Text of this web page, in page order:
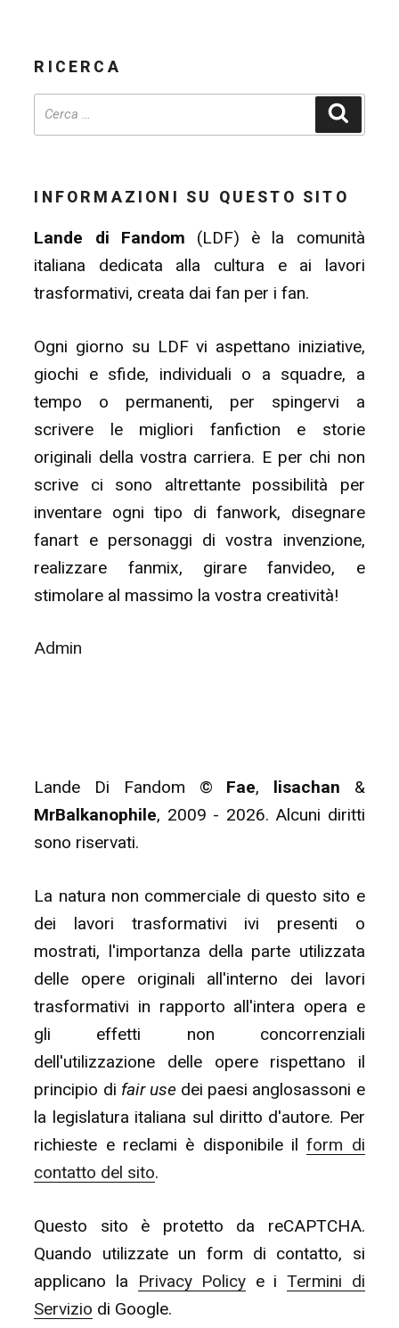
RICERCA
INFORMAZIONI SU QUESTO SITO
Lande di Fandom (LDF) è la comunità
italiana dedicata alla cultura e ai lavori
trasformativi, creata dai fan per i fan.
Ogni giorno su LDF vi aspettano iniziative,
giochi e sfide, individuali o a squadre, a
tempo o permanenti, per spingervi a
scrivere le migliori fanfiction e storie
originali della vostra carriera. E per chi non
scrive ci sono altrettante possibilità per
inventare ogni tipo di fanwork, disegnare
fanart e personaggi di vostra invenzione,
realizzare fanmix, girare fanvideo, e
stimolare al massimo la vostra creatività!
Admin
Lande Di Fandom © Fae, lisachan &
MrBalkanophile, 2009 - 2026. Alcuni diritti
sono riservati.
La natura non commerciale di questo sito e
dei lavori trasformativi ivi presenti o
mostrati, l'importanza della parte utilizzata
delle opere originali all'interno dei lavori
trasformativi in rapporto all'intera opera e
gli effetti non concorrenziali
dell'utilizzazione delle opere rispettano il
principio di fair usedei paesi anglosassoni e
la legislatura italiana sul diritto d'autore. Per
richieste e reclami è disponibile ilform di
contatto del sito.
Questo sito è protetto da reCAPTCHA.
Quando utilizzate un form di contatto, si
applicano la
Privacy Policy e iTermini di
Servizio di Google.